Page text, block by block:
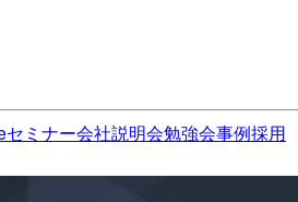
セミナー会社説明会勉強会事例採用